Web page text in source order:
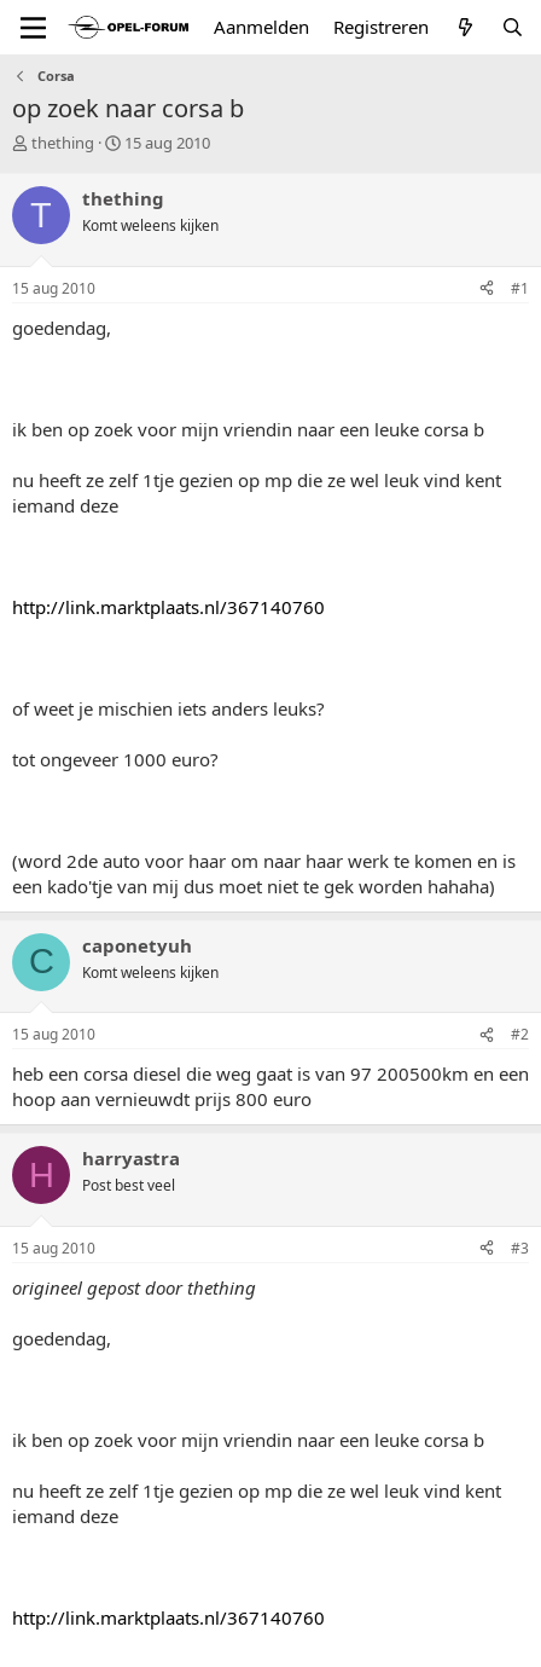
Aanmelden Registreren
Corsa
op zoek naar corsa b
T
p
i
s
a
t
thething
S
r
t
a
15 aug 2010
T thething
Komt weleens kijken
15 aug 2010 #1
goedendag,
ik ben op zoek voor mijn vriendin naar een leuke corsa b
nu heeft ze zelf 1tje gezien op mp die ze wel leuk vind kent
iemand deze
http://link.marktplaats.nl/367140760
of weet je mischien iets anders leuks?
tot ongeveer 1000 euro?
(word 2de auto voor haar om naar haar werk te komen en is
een kado'tje van mij dus moet niet te gek worden hahaha)
C caponetyuh
Komt weleens kijken
15 aug 2010 #2
heb een corsa diesel die weg gaat is van 97 200500km en een
hoop aan vernieuwdt prijs 800 euro
H harryastra
Post best veel
15 aug 2010 #3
origineel gepost door thething
goedendag,
ik ben op zoek voor mijn vriendin naar een leuke corsa b
nu heeft ze zelf 1tje gezien op mp die ze wel leuk vind kent
iemand deze
http://link.marktplaats.nl/367140760